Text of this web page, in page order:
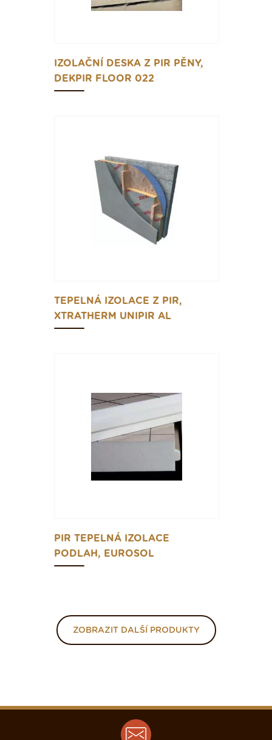
IZOLAČNÍ DESKA Z PIR PĚNY,
DEKPIR FLOOR 022
TEPELNÁ IZOLACE Z PIR,
XTRATHERM UNIPIR AL
PIR TEPELNÁ IZOLACE
PODLAH, EUROSOL
ZOBRAZIT DALŠÍ PRODUKTY